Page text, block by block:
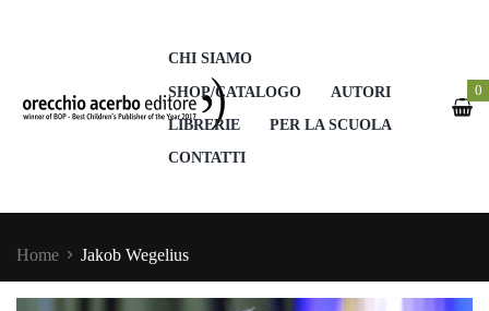
CHI SIAMO
SHOP/CATALOGO
AUTORI
LIBRERIE
PER LA SCUOLA
CONTATTI
0
Home Jakob Wegelius